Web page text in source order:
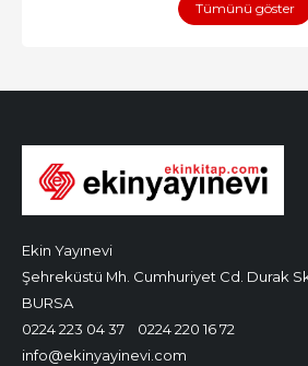
Tümünü göster
Ekin Yayınevi
Şehreküstü Mh. Cumhuriyet Cd. Durak
BURSA
0224 223 04 37
0224 220 16 72
info@ekinyayinevi.com